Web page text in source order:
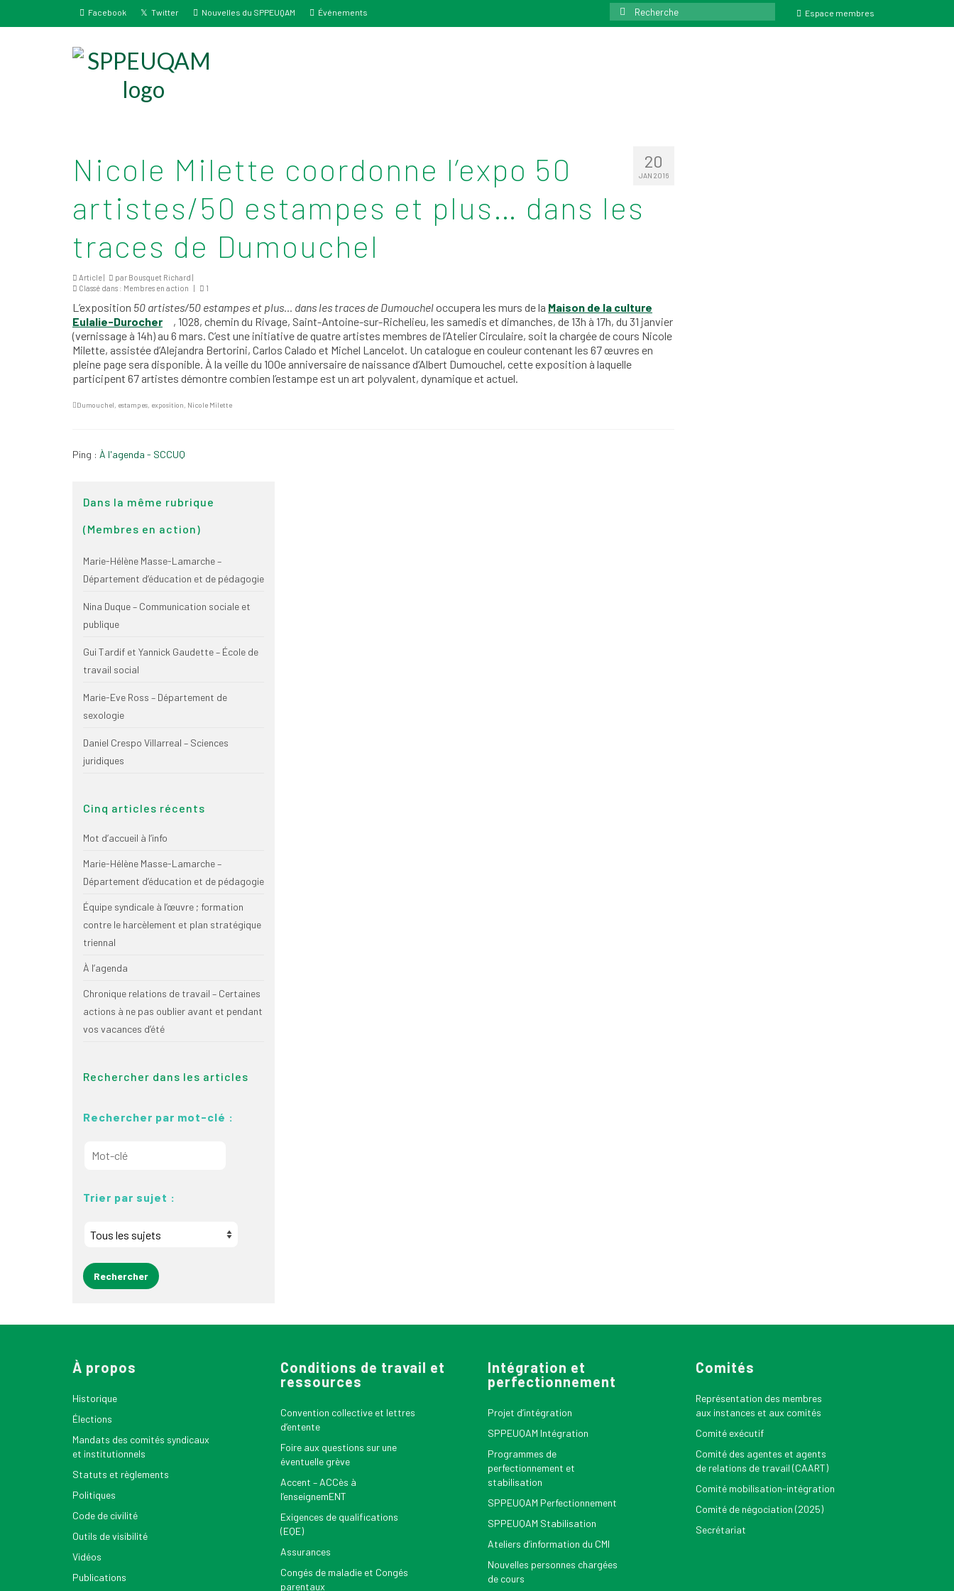
Facebook Twitter Nouvelles du SPPEUQAM Événements
Rechercher
:
Espace membres
20
JAN 2016
Nicole Milette coordonne l’expo 50
artistes/50 estampes et plus… dans les
traces de Dumouchel
Article | par Bousquet Richard |
Classé dans : Membres en action | 1
L’exposition 50 artistes/50 estampes et plus… dans les traces de Dumoucheloccupera les murs de la Maison de la culture
Eulalie-Durocher
, 1028, chemin du Rivage, Saint-Antoine-sur-Richelieu, les samedis et dimanches, de 13h à 17h, du 31 janvier
(vernissage à 14h) au 6 mars. C’est une initiative de quatre artistes membres de l’Atelier Circulaire, soit la chargée de cours Nicole
Milette, assistée d’Alejandra Bertorini, Carlos Calado et Michel Lancelot. Un catalogue en couleur contenant les 67 œuvres en
pleine page sera disponible. À la veille du 100e anniversaire de naissance d’Albert Dumouchel, cette exposition à laquelle
participent 67 artistes démontre combien l’estampe est un art polyvalent, dynamique et actuel.
Dumouchel, estampes, exposition, Nicole Milette
Ping : À l'agenda - SCCUQ
Dans la même rubrique
(Membres en action)
Marie-Hélène Masse-Lamarche –
Département d’éducation et de pédagogie
Nina Duque – Communication sociale et
publique
Gui Tardif et Yannick Gaudette – École de
travail social
Marie-Eve Ross – Département de
sexologie
Daniel Crespo Villarreal – Sciences
juridiques
Cinq articles récents
Mot d’accueil à l’info
Marie-Hélène Masse-Lamarche –
Département d’éducation et de pédagogie
Équipe syndicale à l’œuvre ; formation
contre le harcèlement et plan stratégique
triennal
À l’agenda
Chronique relations de travail – Certaines
actions à ne pas oublier avant et pendant
vos vacances d’été
Rechercher dans les articles
Rechercher par mot-clé :
Trier par sujet :
À propos
Historique
Élections
Mandats des comités syndicaux
et institutionnels
Statuts et règlements
Politiques
Code de civilité
Outils de visibilité
Vidéos
Publications
Conditions de travail et
ressources
Convention collective et lettres
d’entente
Foire aux questions sur une
éventuelle grève
Accent – ACCès à
l’enseignemENT
Exigences de qualifications
(EQE)
Assurances
Congés de maladie et Congés
parentaux
Intégration et
perfectionnement
Projet d’intégration
SPPEUQAM Intégration
Programmes de
perfectionnement et
stabilisation
SPPEUQAM Perfectionnement
SPPEUQAM Stabilisation
Ateliers d’information du CMI
Nouvelles personnes chargées
de cours
Comités
Représentation des membres
aux instances et aux comités
Comité exécutif
Comité des agentes et agents
de relations de travail (CAART)
Comité mobilisation-intégration
Comité de négociation (2025)
Secrétariat